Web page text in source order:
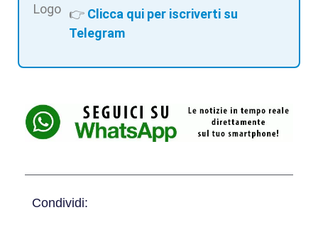
👉 Clicca qui per iscriverti su
Telegram
Condividi: